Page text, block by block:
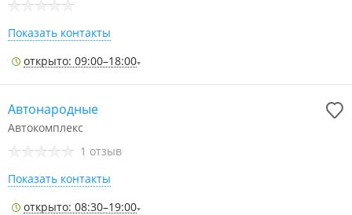
Показать контакты
открыто: 09:00–18:00
Автонародные
Автокомплекс
1 отзыв
Показать контакты
открыто: 08:30–19:00